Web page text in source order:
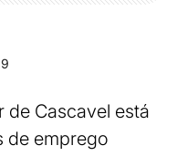
de Cascavel está
de emprego